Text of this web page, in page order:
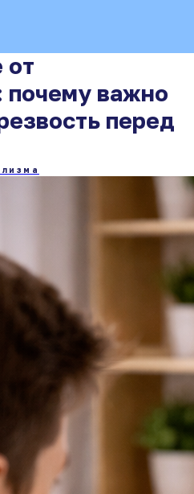
от
почему важно
перед